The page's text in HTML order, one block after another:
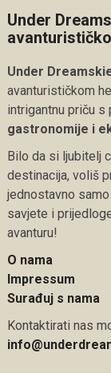
Under
Under
avanturističkom
intrigantnu priču s
gastronomije i
Bilo da si ljubitelj
destinacija, voliš
jednostavno
savjete i
avanturu!
O nama
Impressum
Surađuj s nama
Kontaktirati nas